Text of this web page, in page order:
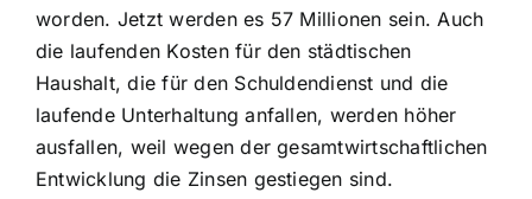
worden. Jetzt werden es 57 Millionen sein. Auch
die laufenden Kosten für den städtischen
Haushalt, die für den Schuldendienst und die
laufende Unterhaltung anfallen, werden höher
ausfallen, weil wegen der gesamtwirtschaftlichen
Entwicklung die Zinsen gestiegen sind.